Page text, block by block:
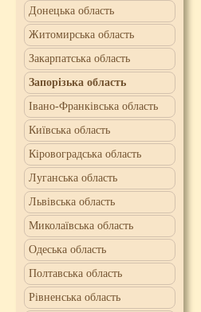
Донецька область
Житомирська область
Закарпатська область
Запорізька область
Івано-Франківська область
Київська область
Кіровоградська область
Луганська область
Львівська область
Миколаївська область
Одеська область
Полтавська область
Рівненська область